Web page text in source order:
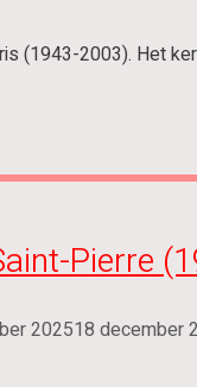
(1943-2003). Het
Pierre
202518 december